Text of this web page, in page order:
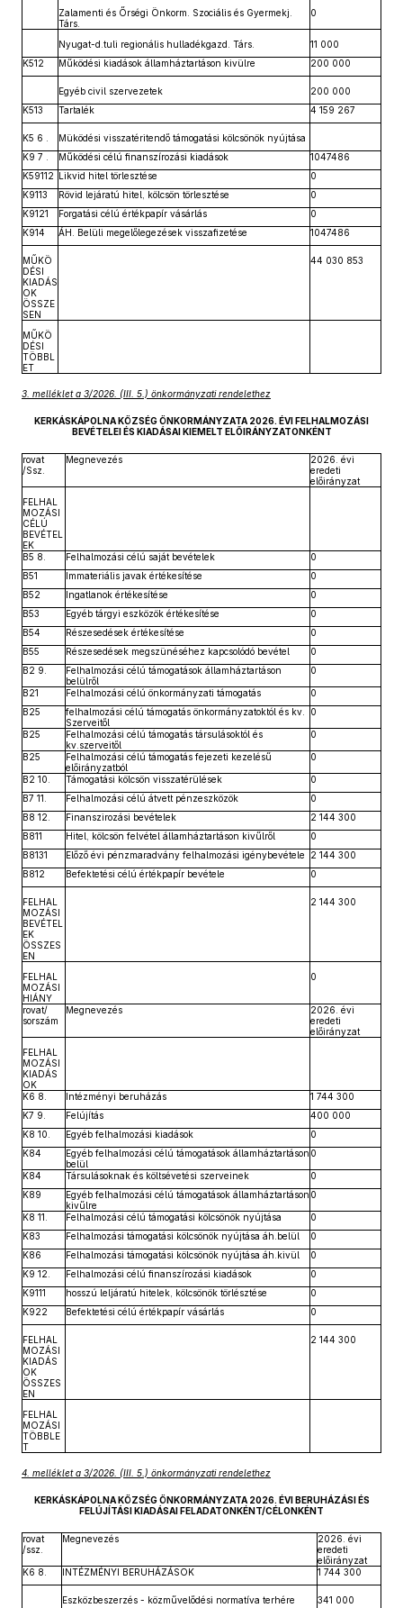
Zalamenti és Őrségi Önkorm. Szociális és Gyermekj.
Társ.
0
Nyugat-d.tuli regionális hulladékgazd. Társ.
11 000
K512
Működési kiadások államháztartáson kivülre 200 000
Egyéb civil szervezetek
200 000
K513
Tartalék 4 159 267
K5 6 .
Müködési visszatéritendő támogatási kölcsönök nyújtása
K9 7 .
Működési célú finanszírozási kiadások
1047486
K59112 Likvid hitel törlesztése
0
K9113
Rövid lejáratú hitel, kölcsön törlesztése
0
K9121
Forgatási célú értékpapír vásárlás
0
K914
ÁH. Belüli megelőlegezések visszafizetése 1047486
MŰKÖ
DÉSI
KIADÁS
OK
ÖSSZE
SEN
44 030 853
MŰKÖ
DÉSI
TÖBBL
ET
3. melléklet a 3/2026. (III. 5.) önkormányzati rendelethez
KERKÁSKÁPOLNA KÖZSÉG ÖNKORMÁNYZATA 2026. ÉVI FELHALMOZÁSI
BEVÉTELEI ÉS KIADÁSAI KIEMELT ELŐIRÁNYZATONKÉNT
rovat
/Ssz.
Megnevezés
2026. évi
eredeti
előirányzat
FELHAL
MOZÁSI
CÉLÚ
BEVÉTEL
EK
B5 8.
Felhalmozási célú saját bevételek
0
B51
Immateriális javak értékesítése
0
B52
Ingatlanok értékesítése
0
B53
Egyéb tárgyi eszközök értékesítése
0
B54
Részesedések értékesítése
0
B55
Részesedések megszünéséhez kapcsolódó bevétel
0
B2 9.
Felhalmozási célú támogatások államháztartáson
belülről
0
B21 Felhalmozási célú önkormányzati támogatás
0
B25
felhalmozási célú támogatás önkormányzatoktól és kv.
Szerveitől
0
B25
Felhalmozási célú támogatás társulásoktól és
kv.szerveitől
0
B25
Felhalmozási célú támogatás fejezeti kezelésű
előirányzatból
0
B2 10. Támogatási kölcsön visszatérülések
0
B7 11.
Felhalmozási célú átvett pénzeszközök
0
B8 12.
Finanszirozási bevételek
2 144 300
B811
Hitel, kölcsön felvétel államháztartáson kivűlről
0
B8131
Előző évi pénzmaradvány felhalmozási igénybevétele
2 144 300
B812
Befektetési célú értékpapír bevétele 0
FELHAL
MOZÁSI
BEVÉTEL
EK
ÖSSZES
EN
2 144 300
FELHAL
MOZÁSI
HIÁNY
0
rovat/
sorszám
Megnevezés
2026. évi
eredeti
előirányzat
FELHAL
MOZÁSI
KIADÁS
OK
K6 8.
Intézményi beruházás
1 744 300
K7 9.
Felújítás
400 000
K8 10.
Egyéb felhalmozási kiadások
0
K84
Egyéb felhalmozási célú támogatások államháztartáson
belül
0
K84 Társulásoknak és költsévetési szerveinek
0
K89
Egyéb felhalmozási célú támogatások államháztartáson
kivűlre
0
K8 11. Felhalmozási célú támogatási kölcsönök nyújtása
0
K83
Felhalmozási támogatási kölcsönök nyújtása áh.belül
0
K86
Felhalmozási támogatási kölcsönök nyújtása áh.kivül
0
K9 12.
Felhalmozási célú finanszírozási kiadások
0
K9111
hosszú leljáratú hitelek, kölcsönök törlésztése
0
K922
Befektetési célú értékpapír vásárlás 0
FELHAL
MOZÁSI
KIADÁS
OK
ÖSSZES
EN
2 144 300
FELHAL
MOZÁSI
TÖBBLE
T
4. melléklet a 3/2026. (III. 5.) önkormányzati rendelethez
KERKÁSKÁPOLNA KÖZSÉG ÖNKORMÁNYZATA 2026. ÉVI BERUHÁZÁSI ÉS
FELÚJÍTÁSI KIADÁSAI FELADATONKÉNT/CÉLONKÉNT
rovat
/ssz.
Megnevezés
2026. évi
eredeti
előirányzat
K6 8.
INTÉZMÉNYI BERUHÁZÁSOK 1 744 300
Eszközbeszerzés - közművelődési normatíva terhére 341 000